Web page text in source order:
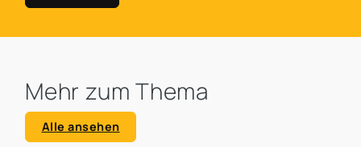
Mehr zum Thema
Alle ansehen